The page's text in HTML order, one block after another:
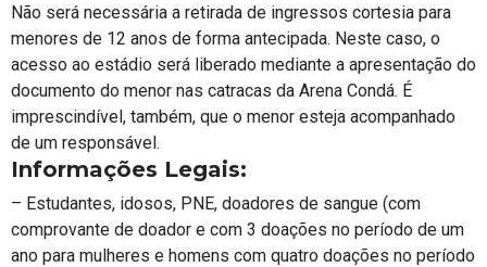
Não será necessária a retirada de ingressos cortesia para
menores de 12 anos de forma antecipada. Neste caso, o
acesso ao estádio será liberado mediante a apresentação do
documento do menor nas catracas da Arena Condá. É
imprescindível, também, que o menor esteja acompanhado
de um responsável.
Informações Legais:
– Estudantes, idosos, PNE, doadores de sangue (com
comprovante de doador e com 3 doações no período de um
ano para mulheres e homens com quatro doações no período